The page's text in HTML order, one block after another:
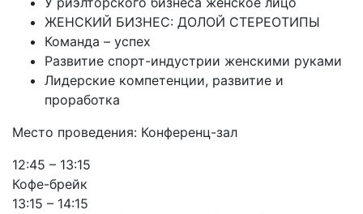
ЖЕНСКИЙ БИЗНЕС: ДОЛОЙ СТЕРЕОТИПЫ
Команда – успех
Развитие спорт-индустрии женскими руками
Лидерские компетенции, развитие и
проработка
Место проведения: Конференц-зал
12:45 – 13:15
Кофе-брейк
13:15 – 14:15